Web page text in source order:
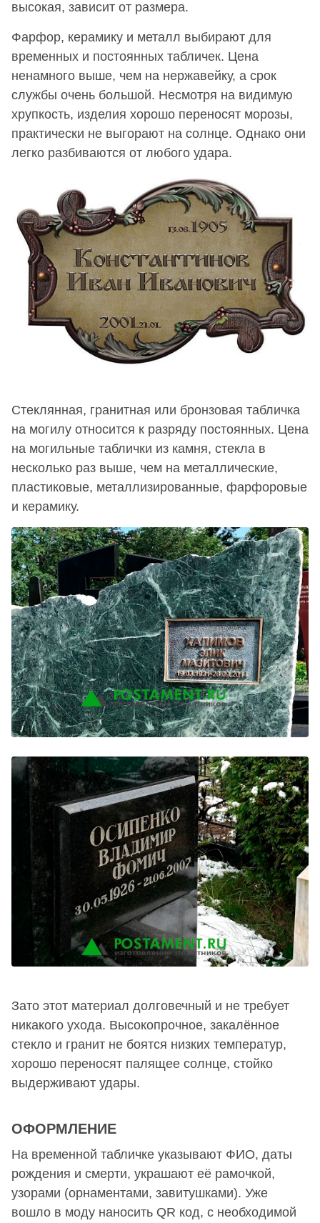
высокая, зависит от размера.
Фарфор, керамику и металл выбирают для
временных и постоянных табличек. Цена
ненамного выше, чем на нержавейку, а срок
службы очень большой. Несмотря на видимую
хрупкость, изделия хорошо переносят морозы,
практически не выгорают на солнце. Однако они
легко разбиваются от любого удара.
Стеклянная, гранитная или бронзовая табличка
на могилу относится к разряду постоянных. Цена
на могильные таблички из камня, стекла в
несколько раз выше, чем на металлические,
пластиковые, металлизированные, фарфоровые
и керамику.
Зато этот материал долговечный и не требует
никакого ухода. Высокопрочное, закалённое
стекло и гранит не боятся низких температур,
хорошо переносят палящее солнце, стойко
выдерживают удары.
ОФОРМЛЕНИЕ
На временной табличке указывают ФИО, даты
рождения и смерти, украшают её рамочкой,
узорами (орнаментами, завитушками). Уже
вошло в моду наносить QR код, с необходимой